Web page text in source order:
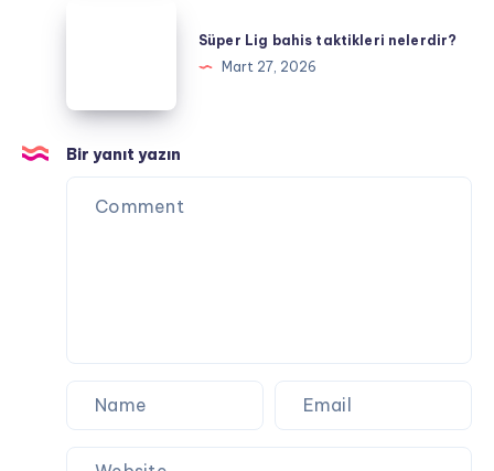
nelerdir?
Süper Lig bahis taktikleri nelerdir?
Mart 27, 2026
Bir yanıt yazın